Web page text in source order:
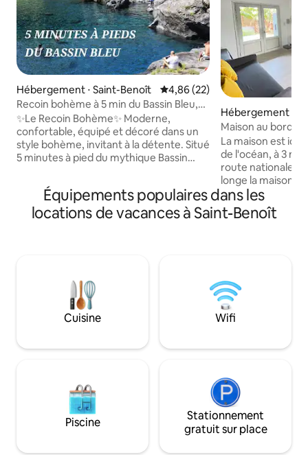
Hébergement ⋅ Saint-Benoît Évaluation moyenne sur la
4,86 (22)
Recoin bohème à 5 min du Bassin Bleu,
appart n°1
✨Le Recoin Bohème✨ Moderne,
confortable, équipé et décoré dans un
style bohème, invitant à la détente. Situé
5 minutes à pied du mythique Bassin
commerces pour rendre votre séjour
simple et agréable. Une station-service
équipée de bornes de recharge pour
véhicules électriques à proximité.
semaine à l'avance.
Hébergement ⋅
Maison au bord
La maison est
de l'océan, à 3
route nationale.
longe la maison
balades. La baignade est interdite sur la
côte Est mais à
aurez accès aux
d'aménagement
y garer votre
Équipements populaires dans les
locations de vacances à Saint-Benoît
Cuisine Wifi
Piscine
Stationnement
gratuit sur place